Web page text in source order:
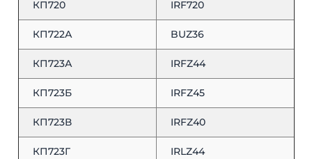
КП720 IRF720
КП722А BUZ36
КП723А IRFZ44
КП723Б IRFZ45
КП723В IRFZ40
КП723Г IRLZ44